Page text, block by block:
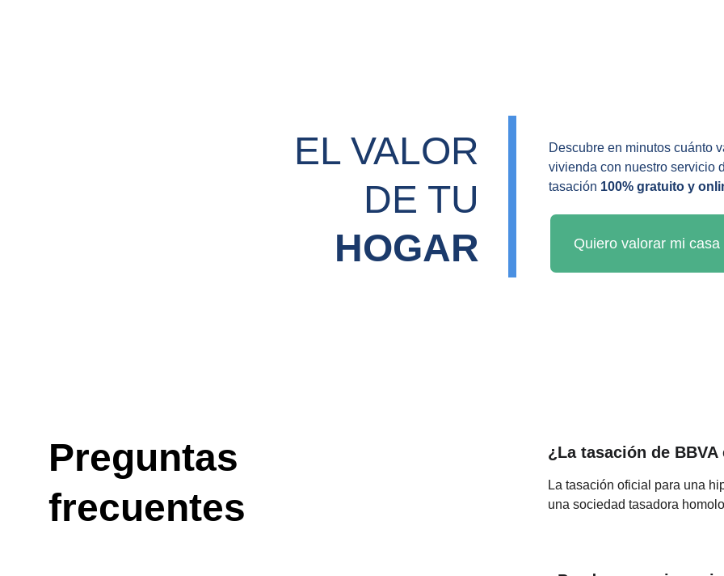
EL VALOR
DE TU
HOGAR
Quiero valorar mi casa
Descubre en minutos cuánto
vivienda con nuestro servicio
tasación 100% gratuito y
Preguntas
frecuentes
¿La tasación de
La tasación oficial para una
una sociedad tasadora